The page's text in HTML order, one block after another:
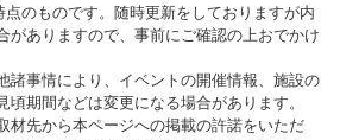
のものです。随時更新をしておりますが内
がありますので、事前にご確認の上おでかけ
諸事情により、イベントの開催情報、施設の
期間などは変更になる場合があります。
材先から本ページへの掲載の許諾をいただ